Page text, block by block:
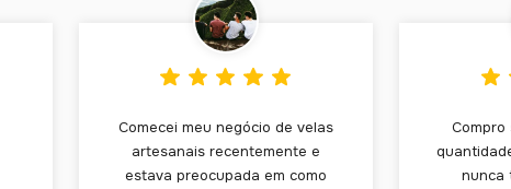
Comecei meu negócio de velas
artesanais recentemente e
estava preocupada em como
Compro
nunca